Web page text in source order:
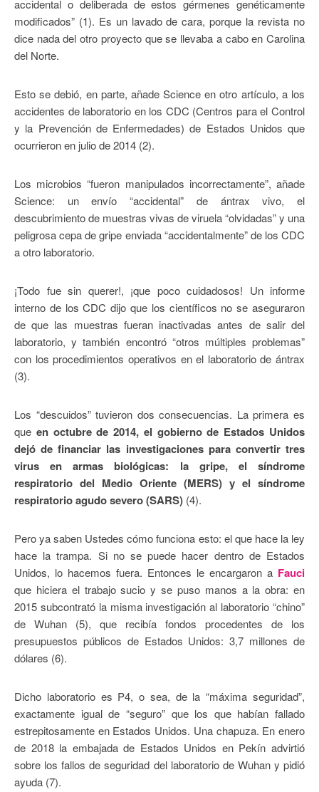
accidental o deliberada de estos gérmenes genéticamente
modificados” (1). Es un lavado de cara, porque la revista no
dice nada del otro proyecto que se llevaba a cabo en Carolina
del Norte.
Esto se debió, en parte, añade Science en otro artículo, a los
accidentes de laboratorio en los CDC (Centros para el Control
y la Prevención de Enfermedades) de Estados Unidos que
ocurrieron en julio de 2014 (2).
Los microbios “fueron manipulados incorrectamente”, añade
Science: un envío “accidental” de ántrax vivo, el
descubrimiento de muestras vivas de viruela “olvidadas” y una
peligrosa cepa de gripe enviada “accidentalmente” de los CDC
a otro laboratorio.
¡Todo fue sin querer!, ¡que poco cuidadosos! Un informe
interno de los CDC dijo que los científicos no se aseguraron
de que las muestras fueran inactivadas antes de salir del
laboratorio, y también encontró “otros múltiples problemas”
con los procedimientos operativos en el laboratorio de ántrax
(3).
Los “descuidos” tuvieron dos consecuencias. La primera es
que en octubre de 2014, el gobierno de Estados Unidos
dejó de financiar las investigaciones para convertirtres
virus en armas biológicas: la gripe, el síndrome
respiratorio del Medio Oriente (MERS) y el síndrome
respiratorio agudo severo (SARS) (4).
Pero ya saben Ustedes cómo funciona esto: el que hace la ley
hace la trampa. Si no se puede hacer dentro de Estados
Unidos, lo hacemos fuera. Entonces le encargaron a Fauci
que hiciera el trabajo sucio y se puso manos a la obra: en
2015 subcontrató la misma investigación al laboratorio “chino”
de Wuhan (5), que recibía fondos procedentes de los
presupuestos públicos de Estados Unidos: 3,7 millones de
dólares (6).
Dicho laboratorio es P4, o sea, de la “máxima seguridad”,
exactamente igual de “seguro” que los que habían fallado
estrepitosamente en Estados Unidos. Una chapuza. En enero
de 2018 la embajada de Estados Unidos en Pekín advirtió
sobre los fallos de seguridad del laboratorio de Wuhan y pidió
ayuda (7).